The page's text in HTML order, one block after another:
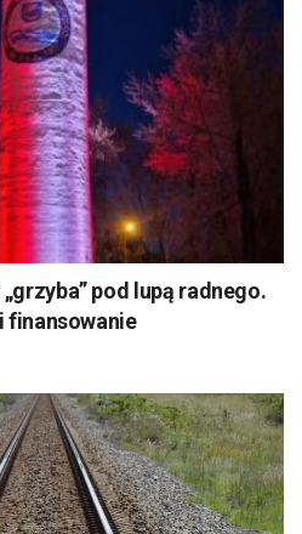
pod lupą radnego.
finansowanie